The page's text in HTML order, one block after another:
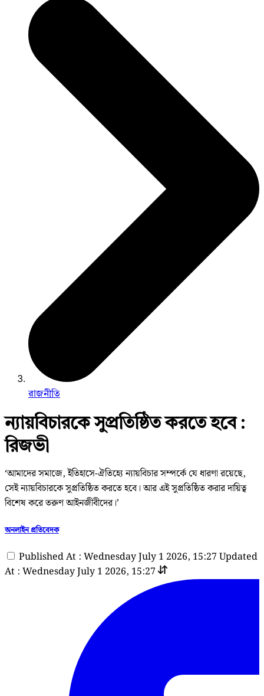
রাজনীতি
ন্যায়বিচারকে সুপ্রতিষ্ঠিত করতে হবে :
রিজভী
‘আমাদের সমাজে, ইতিহাসে-ঐতিহ্যে ন্যায়বিচার সম্পর্কে যে ধারণা রয়েছে,
সেই ন্যায়বিচারকে সুপ্রতিষ্ঠিত করতে হবে। আর এই সুপ্রতিষ্ঠিত করার দায়িত্ব
বিশেষ করে তরুণ আইনজীবীদের।’
অনলাইন প্রতিবেদক
Published At : Wednesday July 1 2026, 15:27 Updated
At : Wednesday July 1 2026, 15:27